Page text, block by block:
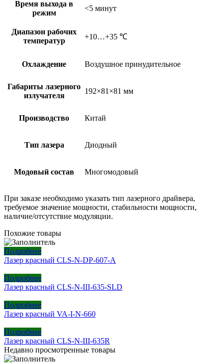
Время выхода в
режим
<5 минут
Диапазон рабочих
температур
+10…+35 ℃
Охлаждение Воздушное принудительное
Габариты лазерного
излучателя
192×81×81 мм
Производство Китай
Тип лазера Диодный
Модовый состав Многомодовый
При заказе необходимо указать тип лазерного драйвера,
требуемое значение мощности, стабильности мощности,
наличие/отсутствие модуляции.
Похожие товары
Подробнее
Лазер красный CLS-N-DP-607-A
Подробнее
Лазер красный CLS-N-III-635-SLD
Подробнее
Лазер красный VA-I-N-660
Подробнее
Лазер красный CLS-N-III-635R
Недавно просмотренные товары